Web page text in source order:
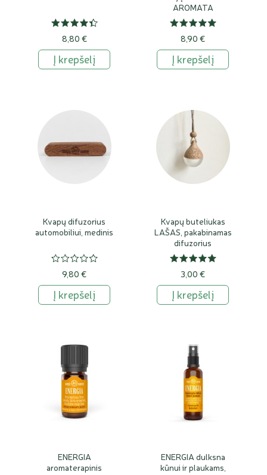
8,80 €
Į krepšelį
AROMATA
8,90 €
Į krepšelį
Kvapų difuzorius
automobiliui, medinis
9,80 €
Į krepšelį
Kvapų buteliukas
LAŠAS, pakabinamas
difuzorius
automobiliui
3,00 €
Į krepšelį
ENERGIA
aromaterapinis
ENERGIA dulksna
kūnui ir plaukams,